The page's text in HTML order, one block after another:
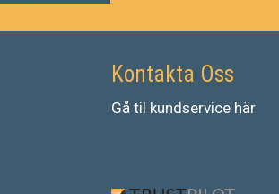
Kontakta Oss
Gå til kundservice här